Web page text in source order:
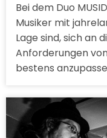
Bei dem Duo
Musiker mit
Lage sind, sich an
Anforderungen
bestens